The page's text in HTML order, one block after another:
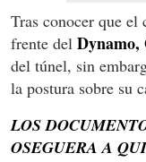
Tras conocer que
frente del Dynamo,
del túnel, sin
la postura sobre su
LOS
OSEGUERA A